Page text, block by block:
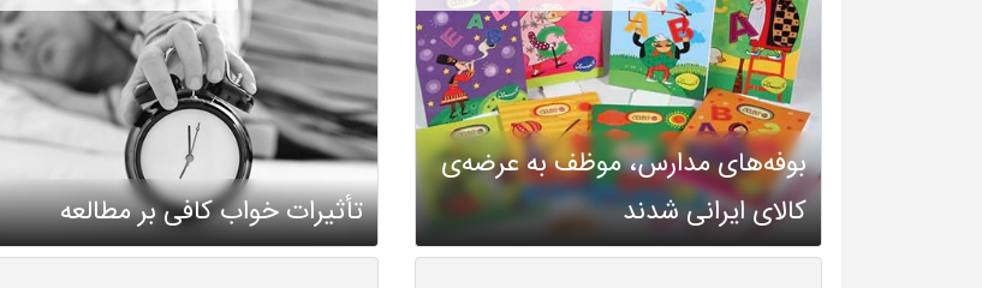
بوفه‌های مدارس، موظف به عرضه‌ی
کالای ایرانی شدند
تأثیرات خواب کافی بر مطالعه